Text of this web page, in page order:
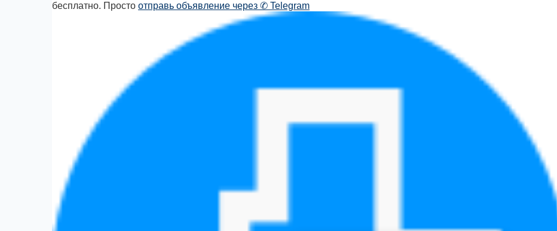
бесплатно. Просто отправь объявление через ✆ Telegram